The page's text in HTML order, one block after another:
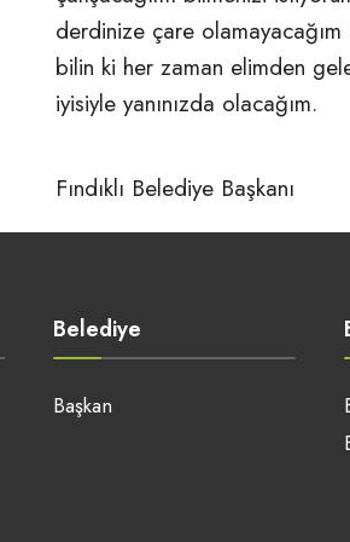
derdinize çare olamayacağım
bilin ki her zaman elimden
iyisiyle yanınızda olacağım.
Fındıklı Belediye Başkanı
Belediye
Başkan